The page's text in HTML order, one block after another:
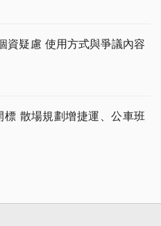
資疑慮 使用方式與爭議內容
散場規劃增捷運、公車班